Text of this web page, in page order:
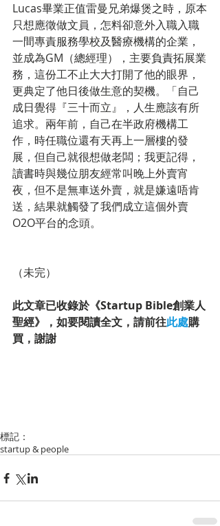
Lucas畢業正值雷曼兄弟爆煲之時，原本
只想應徵做文員，怎料卻意外入職入職
一間專責服務學校及醫療機構的企業，
並成為GM（總經理），主要負責拓展業
務，這份工不止大大打開了他的眼界，
更典定了他日後做生意的契機。「自己
成日覺得『三十而立』，人生應該有所
追求。兩年前，自己在半政府機構工
作，時任職位還有天再上一層樓的發
展，但自己就很想做老闆；我更記得，
讀書時與幾位朋友經常叫晚上外賣宵
夜，但不是無車送外賣，就是嫌遠唔肯
送，結果就觸發了我們成立這個外賣
O2O平台的念頭。
（未完）
此文章已收錄於《Startup Bible創業人
聖經》，如要閱讀全文，請前往此處購
買，謝謝
標記：
startup & people